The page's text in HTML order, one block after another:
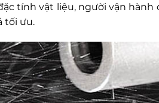
tính vật liệu, người vận
tối ưu.